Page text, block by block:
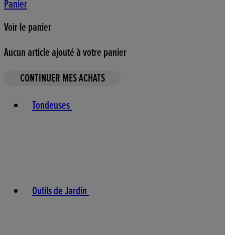
Panier
Voir le panier
Aucun article ajouté à votre panier
CONTINUER MES ACHATS
Tondeuses
Outils de Jardin